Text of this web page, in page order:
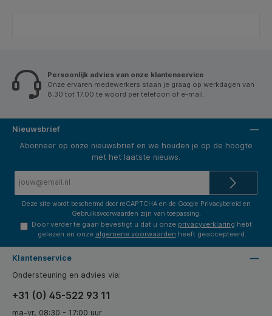
Persoonlijk advies van onze klantenservice
Onze ervaren medewerkers staan je graag op werkdagen van
8.30 tot 17.00 te woord per telefoon of e-mail.
Nieuwsbrief
Abonneer op onze nieuwsbrief en we houden je op de hoogte
met het laatste nieuws.
Deze site wordt beschermd door reCAPTCHA en de Google Privacybeleid en
Gebruiksvoorwaarden zijn van toepassing.
Door verder te gaan bevestigt u dat u onze privacyverklaring hebt
gelezen en onze algemene voorwaarden heeft geaccepteerd.
Klantenservice
Ondersteuning en advies via:
+31 (0) 45-522 93 11
ma-vr, 08:30 - 17:00 uur